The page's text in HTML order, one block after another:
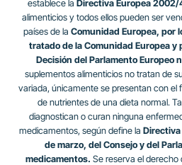
establece la Directiva Europea 2002/
alimenticios y todos ellos pueden ser
países de la Comunidad Europea, por
tratado de la Comunidad Europea y
Decisión del Parlamento Europeo
suplementos alimenticios no tratan de
variada, únicamente se presentan con el
de nutrientes de una dieta normal.
diagnostican o curan ninguna
medicamentos, según define la Directiva
de marzo, del Consejo y del
medicamentos. Se reserva el derecho